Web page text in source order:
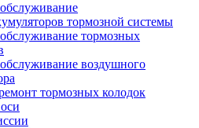
тормозной системы
тормозных
воздушного
тормозных колодок